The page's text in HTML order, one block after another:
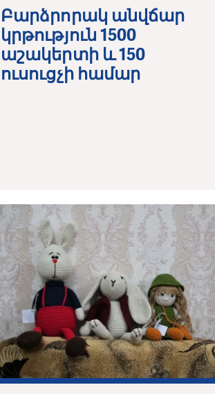
Բարձրորակ անվճար
կրթություն 1500
աշակերտի և 150
ուսուցչի համար